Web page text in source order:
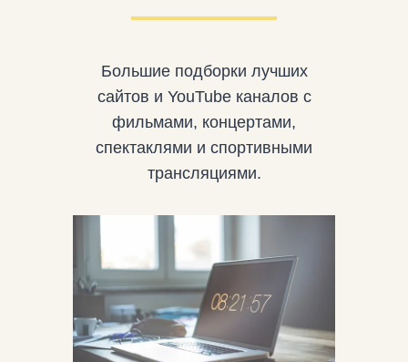
Большие подборки лучших
сайтов и YouTube каналов с
фильмами, концертами,
спектаклями и спортивными
трансляциями.